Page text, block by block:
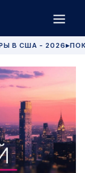
В США - 2026 ▶